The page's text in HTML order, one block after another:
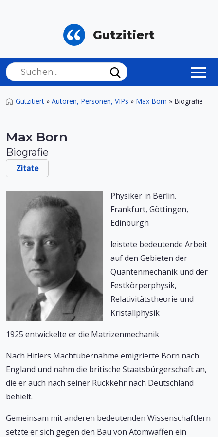
Gutzitiert
Gutzitiert » Autoren, Personen, VIPs » Max Born » Biografie
Max Born
Biografie
Zitate
Physiker in Berlin,
Frankfurt, Göttingen,
Edinburgh
leistete bedeutende Arbeit
auf den Gebieten der
Quantenmechanik und der
Festkörperphysik,
Relativitätstheorie und
Kristallphysik
1925 entwickelte er die Matrizenmechanik
Nach Hitlers Machtübernahme emigrierte Born nach
England und nahm die britische Staatsbürgerschaft an,
die er auch nach seiner Rückkehr nach Deutschland
behielt.
Gemeinsam mit anderen bedeutenden Wissenschaftlern
setzte er sich gegen den Bau von Atomwaffen ein